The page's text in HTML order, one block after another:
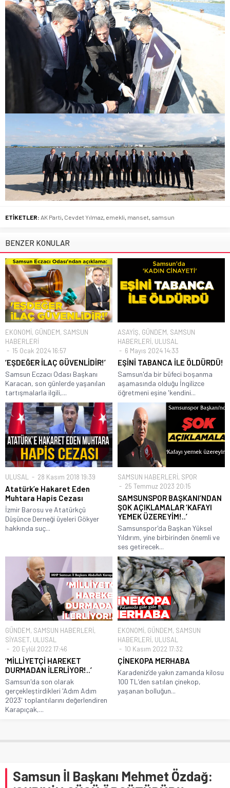
ETİKETLER: AK Parti, Cevdet Yılmaz, emekli, manset, samsun
BENZER KONULAR
EKONOMİ, GÜNDEM, SAMSUN
HABERLERİ
15 Ocak 2024 16:57
‘EŞDEĞER İLAÇ GÜVENLİDİR!’
Samsun Eczacı Odası Başkanı
Karacan, son günlerde yaşanılan
tartışmalarla ilgili,...
ASAYİŞ, GÜNDEM, SAMSUN
HABERLERİ, ULUSAL
6 Mayıs 2024 14:33
EŞİNİ TABANCA İLE ÖLDÜRDÜ!
Samsun'da bir büfeci boşanma
aşamasında olduğu İngilizce
öğretmeni eşine 'kendini...
ULUSAL 28 Kasım 2018 19:39
Atatürk’e Hakaret Eden
Muhtara Hapis Cezası
İzmir Barosu ve Atatürkçü
Düşünce Derneği üyeleri Gökyer
hakkında suç...
SAMSUN HABERLERİ, SPOR
25 Temmuz 2023 20:15
SAMSUNSPOR BAŞKANI’NDAN
ŞOK AÇIKLAMALAR ‘KAFAYI
YEMEK ÜZEREYİM!..’
Samsunspor'da Başkan Yüksel
Yıldırım, yine birbirinden önemli ve
ses getirecek...
GÜNDEM, SAMSUN HABERLERİ,
SİYASET, ULUSAL
20 Eylül 2022 17:46
‘MİLLİYETÇİ HAREKET
DURMADAN İLERLİYOR!..’
Samsun'da son olarak
gerçekleştirdikleri 'Adım Adım
2023' toplantılarını değerlendiren
Karapıçak,...
EKONOMİ, GÜNDEM, SAMSUN
HABERLERİ, ULUSAL
10 Kasım 2022 17:32
ÇİNEKOPA MERHABA
Karadeniz’de yakın zamanda kilosu
100 TL’den satılan çinekop,
yaşanan bolluğun...
Samsun İl Başkanı Mehmet Özdağ: